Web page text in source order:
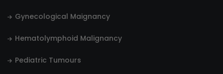
Gynecological Maignancy
Hematolymphoid Malignancy
Pediatric Tumours